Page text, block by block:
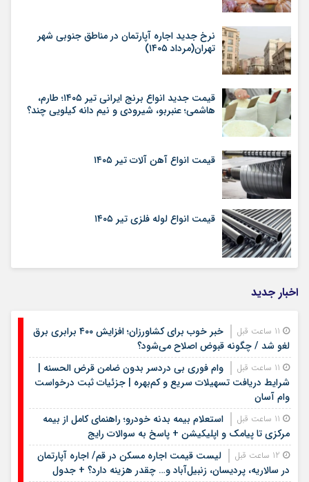
نرخ جدید اجاره آپارتمان در مناطق جنوبی شهر
تهران(مرداد ۱۴۰۵)
قیمت جدید انواع برنج ایرانی تیر ۱۴۰۵؛ طارم،
هاشمی؛ عنبربو، شیرودی و نیم دانه کیلویی چند؟
قیمت انواع آهن آلات تیر ۱۴۰۵
قیمت انواع لوله فلزی تیر ۱۴۰۵
اخبار جدید
خبر خوب برای کشاورزان؛ افزایش ۴۰۰ برابری برق
لغو شد / چگونه قبوض اصلاح می‌شود؟
وام فوری بی دردسر بدون ضامن قرض الحسنه |
شرایط دریافت تسهیلات سریع و کم‌بهره | جزئیات ثبت درخواست
وام آسان
استعلام بیمه بدنه خودرو؛ راهنمای کامل از بیمه
مرکزی تا پیامک و اپلیکیشن + پاسخ به سوالات رایج
لیست قیمت اجاره مسکن در قم/ اجاره آپارتمان
در سالاریه، پردیسان، زنبیل‌آباد و… چقدر هزینه دارد؟ + جدول